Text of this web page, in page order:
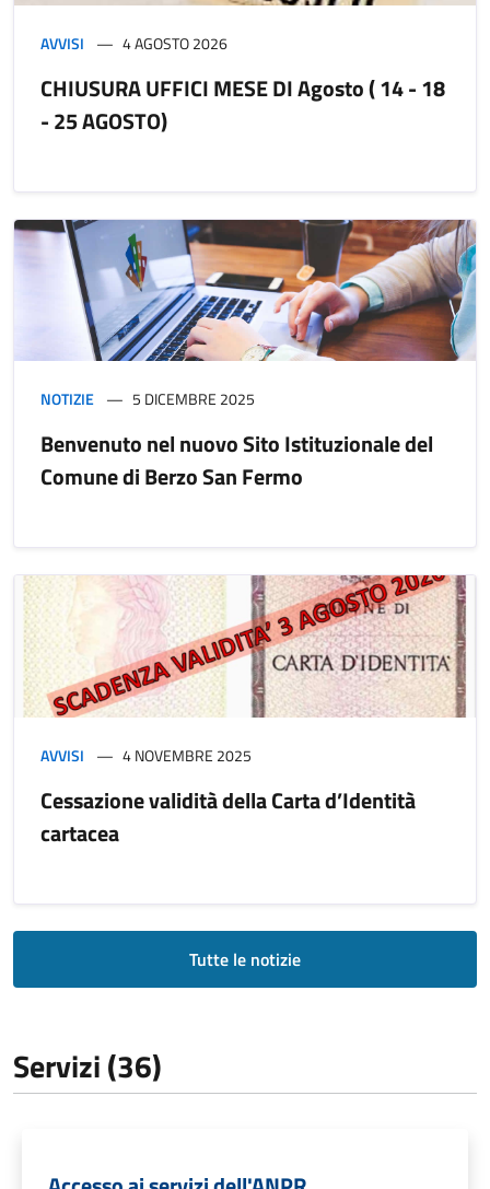
AVVISI 4 AGOSTO 2026
CHIUSURA UFFICI MESE DI Agosto ( 14 - 18
- 25 AGOSTO)
NOTIZIE 5 DICEMBRE 2025
Benvenuto nel nuovo Sito Istituzionale del
Comune di Berzo San Fermo
AVVISI 4 NOVEMBRE 2025
Cessazione validità della Carta d’Identità
cartacea
Tutte le notizie
Servizi (36)